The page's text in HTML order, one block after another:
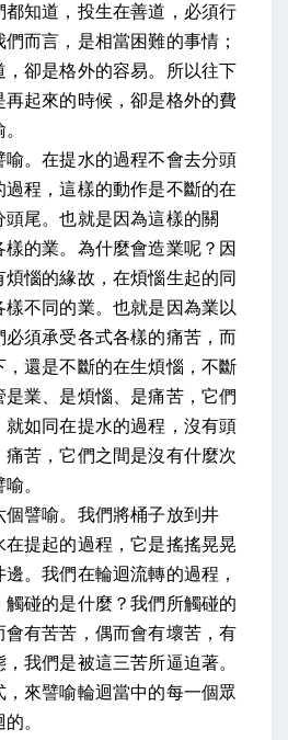
知道，投生在善道，必須行
而言，是相當困難的事情；
卻是格外的容易。所以往下
再起來的時候，卻是格外的費
。在提水的過程不會去分頭
過程，這樣的動作是不斷的在
尾。也就是因為這樣的關
的業。為什麼會造業呢？因
惱的緣故，在煩惱生起的同
不同的業。也就是因為業以
必須承受各式各樣的痛苦，而
，還是不斷的在生煩惱，不斷
業、是煩惱、是痛苦，它們
就如同在提水的過程，沒有頭
痛苦，它們之間是沒有什麼次
。
譬喻。我們將桶子放到井
在提起的過程，它是搖搖晃晃
。我們在輪迴流轉的過程，
碰的是什麼？我們所觸碰的
會有苦苦，偶而會有壞苦，有
我們是被這三苦所逼迫著。
來譬喻輪迴當中的每一個眾
。